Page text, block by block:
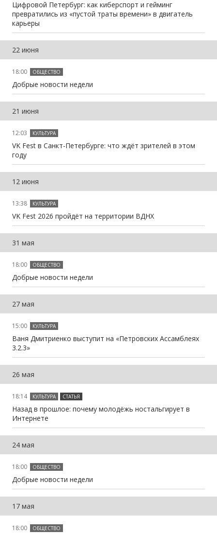
Цифровой Петербург: как киберспорт и гейминг
превратились из «пустой траты времени» в двигатель
карьеры
22 июня
18:00 ОБЩЕСТВО
Добрые новости недели
21 июня
12:03 КУЛЬТУРА
VK Fest в Санкт-Петербурге: что ждёт зрителей в этом
году
12 июня
13:38 КУЛЬТУРА
VK Fest 2026 пройдёт на территории ВДНХ
31 мая
18:00 ОБЩЕСТВО
Добрые новости недели
27 мая
15:00 КУЛЬТУРА
Ваня Дмитриенко выступит на «Петровских Ассамблеях
3.2.3»
26 мая
18:14 КУЛЬТУРА СТАТЬЯ
Назад в прошлое: почему молодёжь ностальгирует в
Интернете
24 мая
18:00 ОБЩЕСТВО
Добрые новости недели
17 мая
18:00 ОБЩЕСТВО